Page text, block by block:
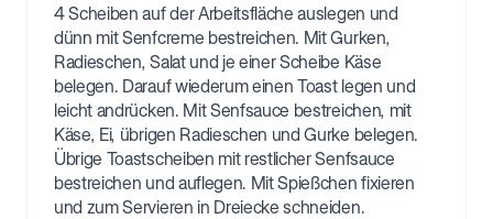
4 Scheiben auf der Arbeitsfläche auslegen und
dünn mit Senfcreme bestreichen. Mit Gurken,
Radieschen, Salat und je einer Scheibe Käse
belegen. Darauf wiederum einen Toast legen und
leicht andrücken. Mit Senfsauce bestreichen, mit
Käse, Ei, übrigen Radieschen und Gurke belegen.
Übrige Toastscheiben mit restlicher Senfsauce
bestreichen und auflegen. Mit Spießchen fixieren
und zum Servieren in Dreiecke schneiden.